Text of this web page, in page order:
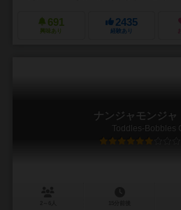
691
興味あり
2435
経験あり
ナンジャモンジャ
Toddles-Bobbles